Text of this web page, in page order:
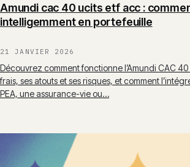
Amundi cac 40 ucits etf acc :
intelligemment en portefeuille
21 JANVIER 2026
Découvrez comment fonctionne l’Amundi CAC 40
frais, ses atouts et ses risques, et comment
PEA, une assurance-vie ou…